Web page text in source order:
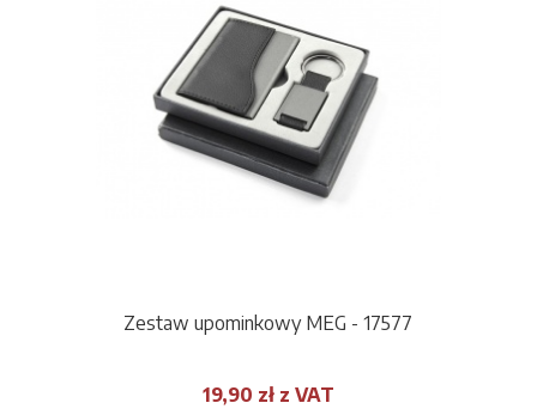
Zestaw upominkowy MEG - 17577
19,90 zł z VAT